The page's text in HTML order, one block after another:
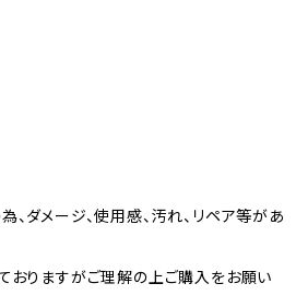
、ダメージ、使用感、汚れ、リペア等があ
おりますがご理解の上ご購入をお願い